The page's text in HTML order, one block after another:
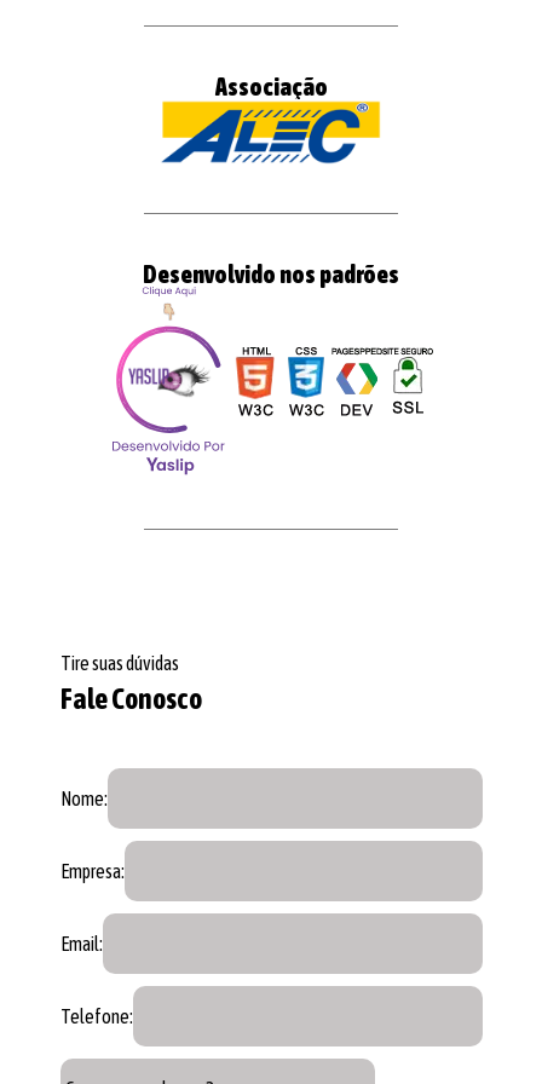
Associação
Desenvolvido nos padrões
Tire suas dúvidas
Fale Conosco
Nome:
Empresa:
Email:
Telefone: